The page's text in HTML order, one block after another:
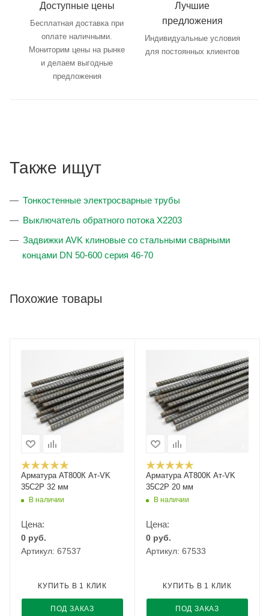
Доступные цены
Бесплатная доставка при
оплате наличными.
Мониторим цены на рынке
и делаем выгодные
предложения
Лучшие
предложения
Индивидуальные условия
для постоянных клиентов
Также ищут
Тонкостенные электросварные трубы
Выключатель обратного потока X2203
Задвижки AVK клиновые со стальными сварными
концами DN 50-600 серия 46-70
Похожие товары
Арматура АТ800К Ат-VK
35С2Р 32 мм
В наличии
Цена:
0 руб.
Артикул: 67537
ПОД ЗАКАЗ
КУПИТЬ В 1 КЛИК
Арматура АТ800К Ат-VK
35С2Р 20 мм
В наличии
Цена:
0 руб.
Артикул: 67533
ПОД ЗАКАЗ
КУПИТЬ В 1 КЛИК